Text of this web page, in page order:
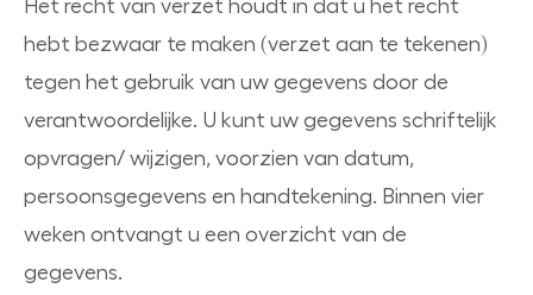
Het recht van verzet houdt in dat u het recht
hebt bezwaar te maken (verzet aan te tekenen)
tegen het gebruik van uw gegevens door de
verantwoordelijke. U kunt uw gegevens schriftelijk
opvragen/ wijzigen, voorzien van datum,
persoonsgegevens en handtekening. Binnen vier
weken ontvangt u een overzicht van de
gegevens.